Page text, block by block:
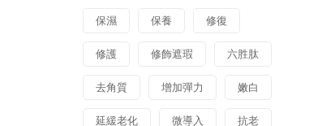
保濕 保養 修復
修護 修飾遮瑕 六胜肽
去角質 增加彈力 嫩白
延緩老化 微導入 抗老